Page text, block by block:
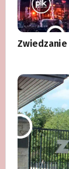
Zwiedzanie